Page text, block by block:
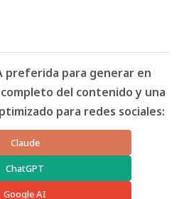
preferida para generar en
del contenido y una
para redes sociales:
Claude
ChatGPT
Google AI